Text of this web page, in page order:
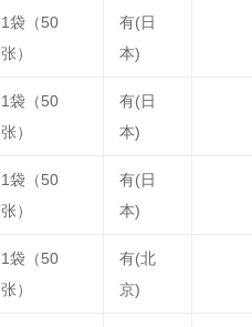
1袋（50
张）
有(日
本)
1袋（50
张）
有(日
本)
1袋（50
张）
有(日
本)
1袋（50
张）
有(北
京)